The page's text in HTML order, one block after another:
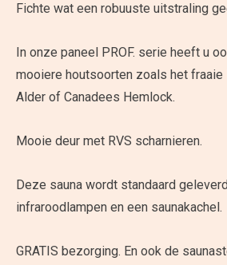
Fichte wat een robuuste uitstraling
In onze paneel PROF. serie heeft u
mooiere houtsoorten zoals het fraaie
Alder of Canadees Hemlock.
Mooie deur met RVS scharnieren.
Deze sauna wordt standaard
infraroodlampen en een saunakachel.
GRATIS bezorging. En ook de